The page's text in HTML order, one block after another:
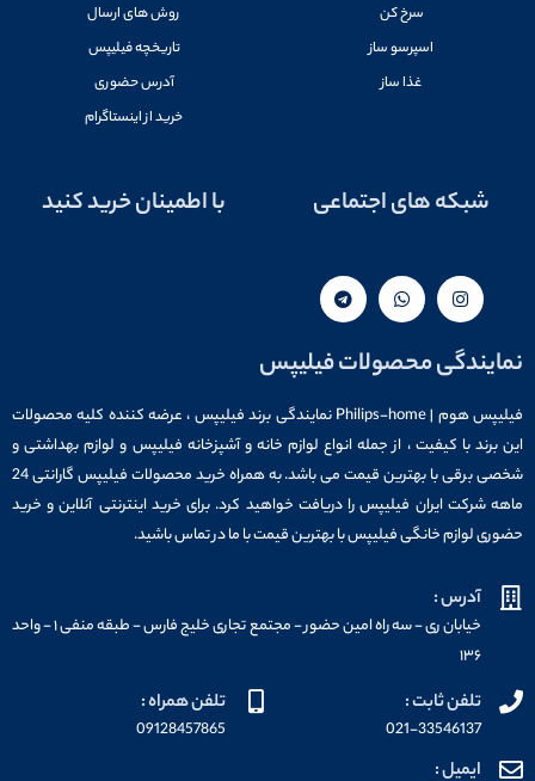
سرخ کن
اسپرسو ساز
غذا ساز
روش های ارسال
تاریخچه فیلیپس
آدرس حضوری
خرید از اینستاگرام
شبکه های اجتماعی با اطمینان خرید کنید
نمایندگی محصولات فیلیپس
فیلیپس هوم | Philips-home نمایندگی برند فیلیپس ، عرضه کننده کلیه محصولات
این برند با کیفیت ، از جمله انواع لوازم خانه و آشپزخانه فیلیپس و لوازم بهداشتی و
شخصی برقی با بهترین قیمت می باشد. به همراه خرید محصولات فیلیپس گارانتی 24
ماهه شرکت ایران فیلیپس را دریافت خواهید کرد. برای خرید اینترنتی آنلاین و خرید
حضوری لوازم خانگی فیلیپس با بهترین قیمت با ما در تماس باشید.
آدرس :
خیابان ری - سه راه امین حضور - مجتمع تجاری خلیج فارس - طبقه منفی ۱ - واحد
۱۳۶
تلفن ثابت :
021-33546137
تلفن همراه :
09128457865
ایمیل :